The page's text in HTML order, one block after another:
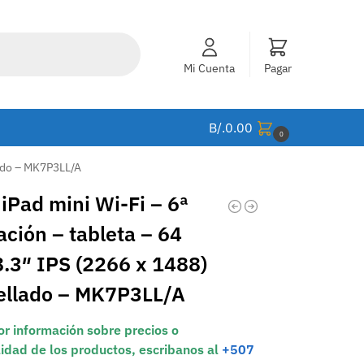
Mi Cuenta Pagar
B/.0.00 0
– MK7P3LL/A
mini Wi-Fi – 6ª
– tableta – 64
IPS (2266 x 1488)
– MK7P3LL/A
información sobre precios o
de los productos, escribanos al +507